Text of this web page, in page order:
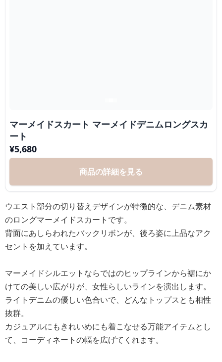
マーメイドスカート マーメイドデニムロングスカ
ート
¥5,680
商品の詳細を見る
ウエスト部分の切り替えデザインが特徴的な、デニム素材
のロングマーメイドスカートです。
背面にあしらわれたバックリボンが、後ろ姿に上品なアク
セントを加えています。
マーメイドシルエットならではのヒップラインから裾にか
けての美しい広がりが、女性らしいラインを演出します。
ライトデニムの優しい色合いで、どんなトップスとも相性
抜群。
カジュアルにもきれいめにも着こなせる万能アイテムとし
て、コーディネートの幅を広げてくれます。